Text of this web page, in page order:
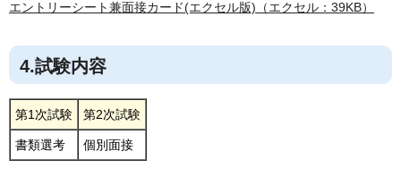
エントリーシート兼面接カード(エクセル版)（エクセル：39KB）
4.試験内容
第1次試験 第2次試験
書類選考 個別面接